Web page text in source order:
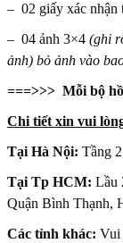
– 02 giấy xác nhận
– 04 ảnh 3×4 (ghi
ảnh) bỏ ảnh vào
===>>> Mỗi bộ
Chi tiết xin vui
Tại Hà Nội: Tầng
Tại Tp HCM: Lầu
Quận Bình
Các tỉnh khác: Vui